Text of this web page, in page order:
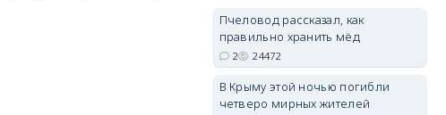
erid: 2SDnjdPjgYS
Пчеловод рассказал, как
правильно хранить мёд
2 24472
В Крыму этой ночью погибли
четверо мирных жителей